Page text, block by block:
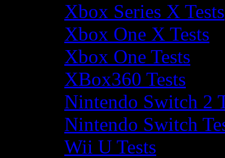
Xbox Series X Tests
Xbox One X Tests
Xbox One Tests
XBox360 Tests
Nintendo Switch 2
Nintendo Switch
Wii U Tests